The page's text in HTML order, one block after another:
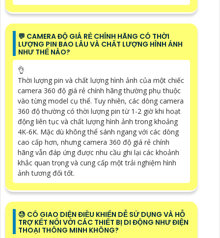
️💬 CAMERA ĐỘ GIÁ RẺ CHÍNH HÃNG CÓ THỜI
LƯỢNG PIN BAO LÂU VÀ CHẤT LƯỢNG HÌNH ẢNH
NHƯ THẾ NÀO?
👌
Thời lượng pin và chất lượng hình ảnh của một chiếc
camera 360 độ giá rẻ chính hãng thường phụ thuộc
vào từng model cụ thể. Tuy nhiên, các dòng camera
360 độ thường có thời lượng pin từ 1-2 giờ khi hoạt
động liên tục và chất lượng hình ảnh trong khoảng
4K-6K. Mặc dù không thể sánh ngang với các dòng
cao cấp hơn, nhưng camera 360 độ giá rẻ chính
hãng vẫn đáp ứng được nhu cầu ghi lại các khoảnh
khắc quan trọng và cung cấp một trải nghiệm hình
ảnh tương đối tốt.
😓 CÓ GIAO DIỆN ĐIỀU KHIỂN DỄ SỬ DỤNG VÀ HỖ
TRỢ KẾT NỐI VỚI CÁC THIẾT BỊ DI ĐỘNG NHƯ ĐIỆN
THOẠI THÔNG MINH KHÔNG?